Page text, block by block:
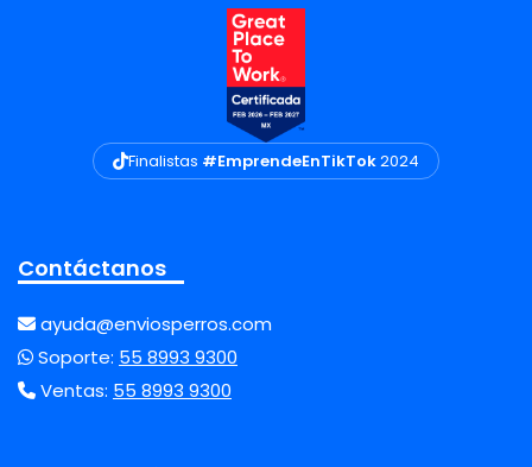
Finalistas #EmprendeEnTikTok2024
Contáctanos
ayuda@enviosperros.com
Soporte: 55 8993 9300
Ventas: 55 8993 9300